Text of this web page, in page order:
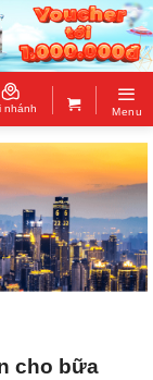
nhánh Menu
cho bữa